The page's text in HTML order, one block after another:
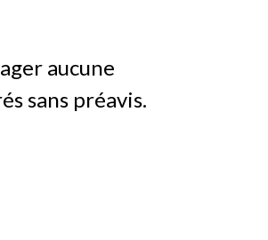
aucune
sans préavis.